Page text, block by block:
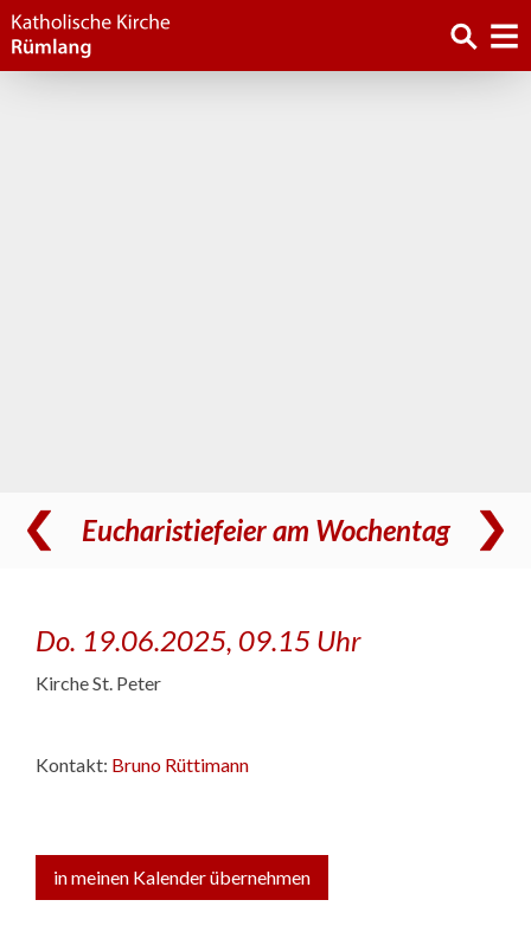
Eucharistiefeier am Wochentag
Do. 19.06.2025, 09.15 Uhr
Kirche St. Peter
Kontakt: Bruno Rüttimann
in meinen Kalender übernehmen